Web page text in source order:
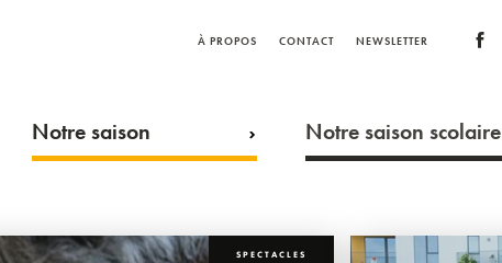
À PROPOS CONTACT NEWSLETTER
Notre saison Notre saison scolaire
SPECTACLES